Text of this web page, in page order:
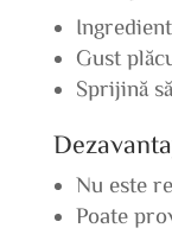
Gust
Sprijină
Nu este
Poate